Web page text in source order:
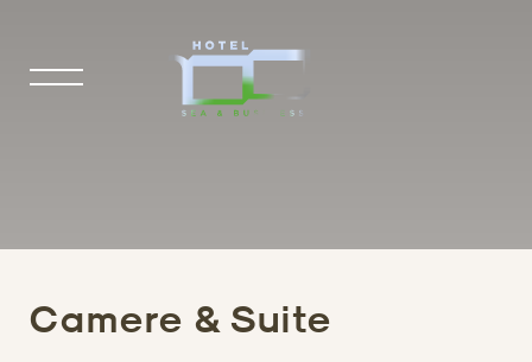
Camere & Suite